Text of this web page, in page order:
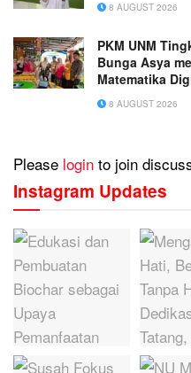
8 AUGUST 2026
PKM UNM
Bunga Asya
Matematika
8 AUGUST 2026
Please login to join
Instagram Updates